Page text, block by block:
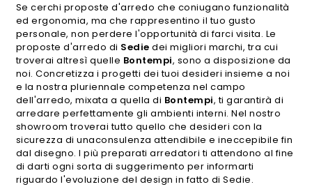
Se cerchi proposte d'arredo che coniugano funzionalità
ed ergonomia, ma che rappresentino il tuo gusto
personale, non perdere l'opportunità di farci visita. Le
proposte d'arredo di Sedie dei migliori marchi, tra cui
troverai altresì quelle Bontempi, sono a disposizione da
noi. Concretizza i progetti dei tuoi desideri insieme a noi
e la nostra pluriennale competenza nel campo
dell'arredo, mixata a quella di Bontempi, ti garantirà di
arredare perfettamente gli ambienti interni. Nel nostro
showroom troverai tutto quello che desideri con la
sicurezza di unaconsulenza attendibile e ineccepibile fin
dal disegno. I più preparati arredatori ti attendono al fine
di darti ogni sorta di suggerimento per informarti
riguardo l'evoluzione del design in fatto di Sedie.